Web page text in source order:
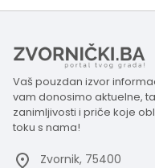
Vaš pouzdan izvor
vam donosimo aktuelne,
zanimljivosti i priče koje
toku s nama!
Zvornik, 75400